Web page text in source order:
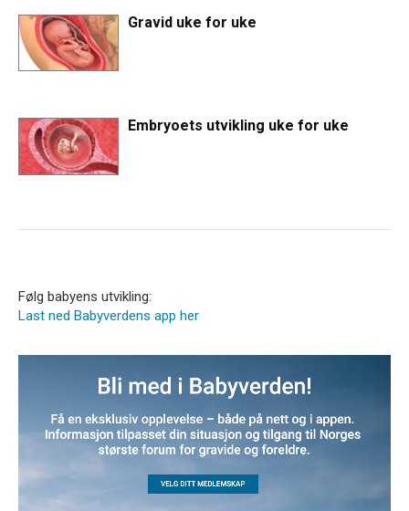
Gravid uke for uke
Embryoets utvikling uke for uke
Følg babyens utvikling:
Last ned Babyverdens app her